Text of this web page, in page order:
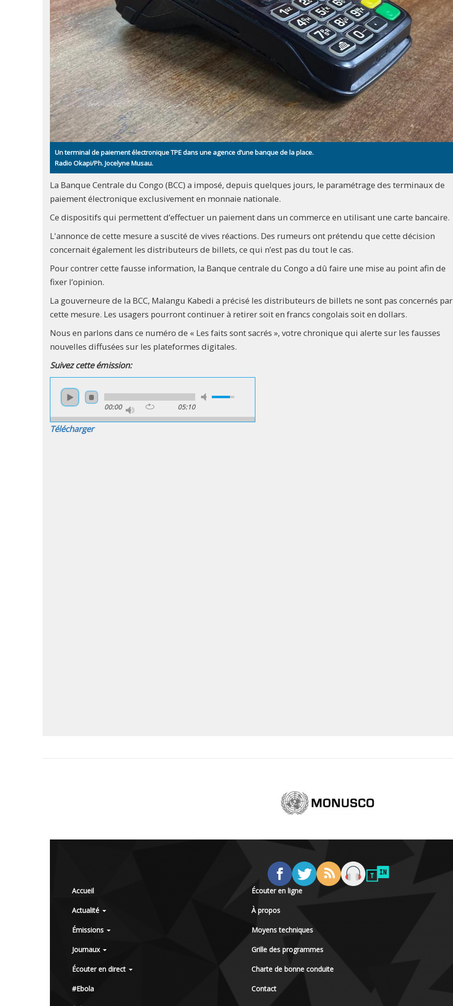
Un terminal de paiement électronique TPE dans une agence d’une banque de la place.
Radio Okapi/Ph. Jocelyne Musau.
La Banque Centrale du Congo (BCC) a imposé, depuis quelques jours, le paramétrage des terminaux de
paiement électronique exclusivement en monnaie nationale.
Ce dispositifs qui permettent d’effectuer un paiement dans un commerce en utilisant une carte bancaire.
L'annonce de cette mesure a suscité de vives réactions. Des rumeurs ont prétendu que cette décision
concernait également les distributeurs de billets, ce qui n’est pas du tout le cas.
Pour contrer cette fausse information, la Banque centrale du Congo a dû faire une mise au point afin de
fixer l’opinion.
La gouverneure de la BCC, Malangu Kabedi a précisé les distributeurs de billets ne sont pas concernés par
cette mesure. Les usagers pourront continuer à retirer soit en francs congolais soit en dollars.
Nous en parlons dans ce numéro de « Les faits sont sacrés », votre chronique qui alerte sur les fausses
nouvelles diffusées sur les plateformes digitales.
Suivez cette émission:
00:00 05:10
Télécharger
Accueil
Actualité
Émissions
Journaux
Écouter en direct
#Ebola
Écouter en ligne
À propos
Moyens techniques
Grille des programmes
Charte de bonne conduite
Contact